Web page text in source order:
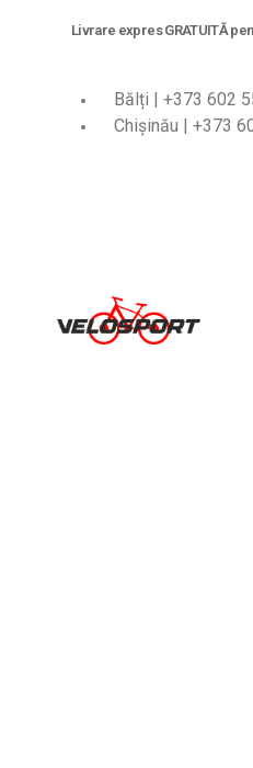
Livrare expres GRATUITĂ
Bălți | +373 602
Chișinău | +373